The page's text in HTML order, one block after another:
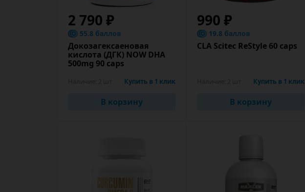
2 790 ₽
55.8 баллов
Докозагексаеновая
кислота (ДГК) NOW DHA
500mg 90 caps
Купить в 1 клик
В корзину
990 ₽
19.8 баллов
CLA Scitec ReStyle 60 caps
Купить в 1 клик
В корзину